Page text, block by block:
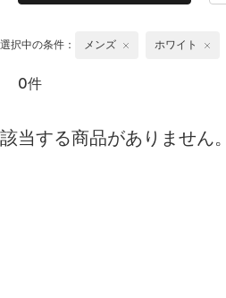
選択中の条件： メンズ ホワイト
0件
該当する商品がありません。